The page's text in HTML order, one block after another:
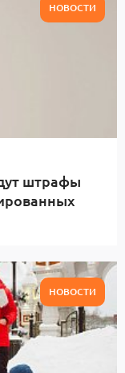
НОВОСТИ
штрафы
НОВОСТИ